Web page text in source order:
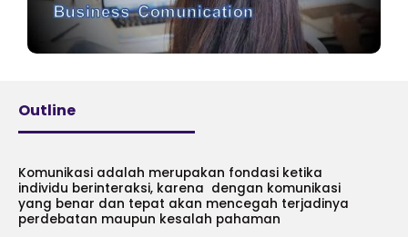
Outline
Komunikasi adalah merupakan fondasi ketika
individu berinteraksi, karena dengan komunikasi
yang benar dan tepat akan mencegah terjadinya
perdebatan maupun kesalah pahaman